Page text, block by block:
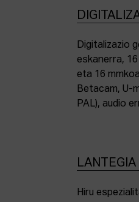
Digitalizazio
eskanerra,
eta 16
Betacam, U-
PAL), audio
LANTEGIA
Hiru